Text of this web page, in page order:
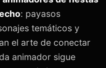
: payasos
temáticos y
el arte de conectar
animador sigue